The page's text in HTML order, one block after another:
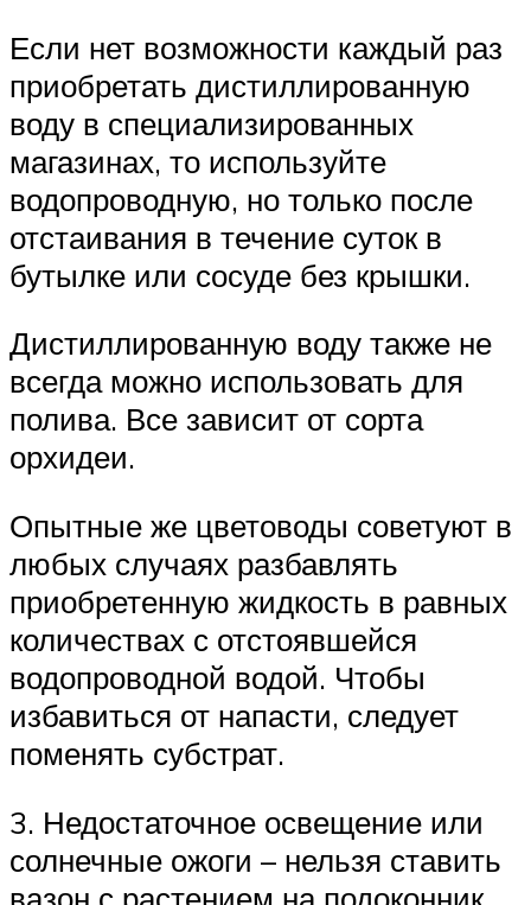
Если нет возможности каждый раз
приобретать дистиллированную
воду в специализированных
магазинах, то используйте
водопроводную, но только после
отстаивания в течение суток в
бутылке или сосуде без крышки.
Дистиллированную воду также не
всегда можно использовать для
полива. Все зависит от сорта
орхидеи.
Опытные же цветоводы советуют в
любых случаях разбавлять
приобретенную жидкость в равных
количествах с отстоявшейся
водопроводной водой. Чтобы
избавиться от напасти, следует
поменять субстрат.
3. Недостаточное освещение или
солнечные ожоги – нельзя ставить